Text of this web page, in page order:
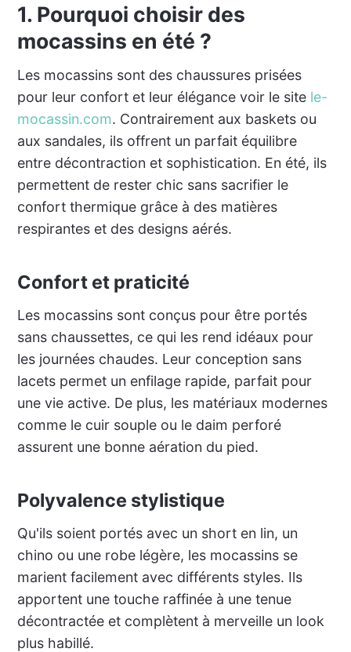
1. Pourquoi choisir des
mocassins en été ?
Les mocassins sont des chaussures prisées
pour leur confort et leur élégance voir le site le-
mocassin.com. Contrairement aux baskets ou
aux sandales, ils offrent un parfait équilibre
entre décontraction et sophistication. En été, ils
permettent de rester chic sans sacrifier le
confort thermique grâce à des matières
respirantes et des designs aérés.
Confort et praticité
Les mocassins sont conçus pour être portés
sans chaussettes, ce qui les rend idéaux pour
les journées chaudes. Leur conception sans
lacets permet un enfilage rapide, parfait pour
une vie active. De plus, les matériaux modernes
comme le cuir souple ou le daim perforé
assurent une bonne aération du pied.
Polyvalence stylistique
Qu'ils soient portés avec un short en lin, un
chino ou une robe légère, les mocassins se
marient facilement avec différents styles. Ils
apportent une touche raffinée à une tenue
décontractée et complètent à merveille un look
plus habillé.